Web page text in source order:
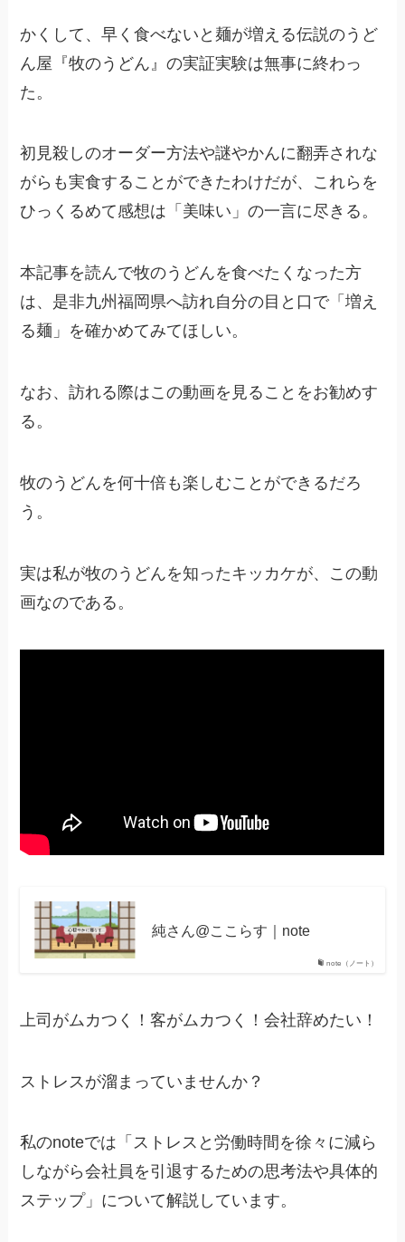
かくして、早く食べないと麺が増える伝説のうど
ん屋『牧のうどん』の実証実験は無事に終わっ
た。
初見殺しのオーダー方法や謎やかんに翻弄されな
がらも実食することができたわけだが、これらを
ひっくるめて感想は「美味い」の一言に尽きる。
本記事を読んで牧のうどんを食べたくなった方
は、是非九州福岡県へ訪れ自分の目と口で「増え
る麺」を確かめてみてほしい。
なお、訪れる際はこの動画を見ることをお勧めす
る。
牧のうどんを何十倍も楽しむことができるだろ
う。
実は私が牧のうどんを知ったキッカケが、この動
画なのである。
note（ノート）
純さん@ここらす｜note
上司がムカつく！客がムカつく！会社辞めたい！
ストレスが溜まっていませんか？
私のnoteでは「ストレスと労働時間を徐々に減ら
しながら会社員を引退するための思考法や具体的
ステップ」について解説しています。